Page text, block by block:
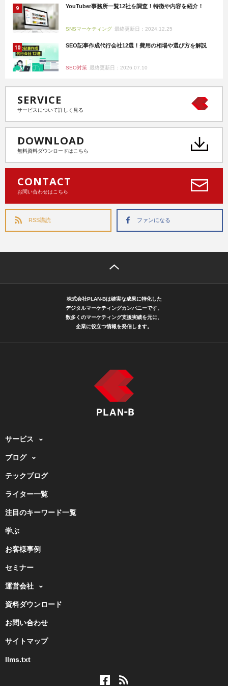
YouTuber事務所一覧12社を調査！特徴や内容を紹介！
SNSマーケティング 最終更新日：2024.12.25
SEO記事作成代行会社12選！費用の相場や選び方を解説
SEO対策 最終更新日：2026.07.10
SERVICE
サービスについて詳しく見る
DOWNLOAD
無料資料ダウンロードはこちら
CONTACT
お問い合わせはこちら
RSS購読 ファンになる
株式会社PLAN-Bは確実な成果に特化した
デジタルマーケティングカンパニーです。
数多くのマーケティング支援実績を元に、
企業に役立つ情報を発信します。
サービス
ブログ
テックブログ
ライター一覧
注目のキーワード一覧
学ぶ
お客様事例
セミナー
運営会社
資料ダウンロード
お問い合わせ
サイトマップ
llms.txt